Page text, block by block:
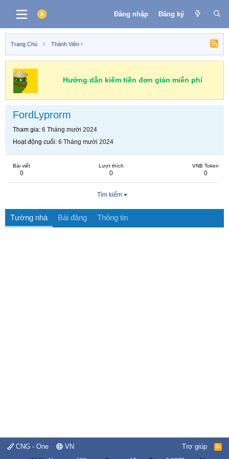
Đăng nhập Đăng ký
Trang Chủ Thành Viên
Hướng dẫn kiếm tiền đơn giản miễn phí
FordLyprorm
Tham gia 6 Tháng mười 2024
Hoạt động cuối 6 Tháng mười 2024
Bài viết
0
Lượt thích
0
VNB Token
0
Tìm kiếm
Tường nhà Bài đăng Thông tin
CNG - One VN Trợ giúp
R